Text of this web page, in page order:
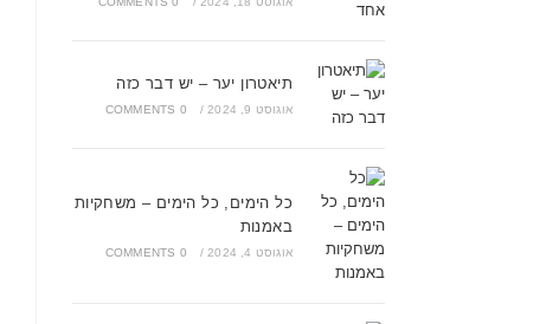
תיאטרון יער – יש דבר כזה
אוגוסט 9, 2024 /
0 COMMENTS
כל הימים, כל הימים – משחקיות
באמנות
אוגוסט 4, 2024 /
0 COMMENTS